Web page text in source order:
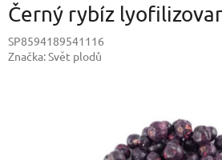
Černý rybíz
SP8594189541116
Značka:Svět plodů